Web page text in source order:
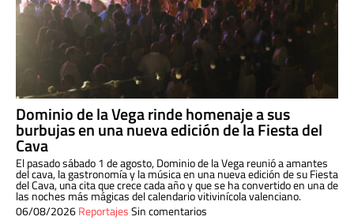
Dominio de la Vega rinde homenaje a sus
burbujas en una nueva edición de la Fiesta del
Cava
El pasado sábado 1 de agosto, Dominio de la Vega reunió a amantes
del cava, la gastronomía y la música en una nueva edición de su Fiesta
del Cava, una cita que crece cada año y que se ha convertido en una de
las noches más mágicas del calendario vitivinícola valenciano.
06/08/2026ReportajesSin comentarios